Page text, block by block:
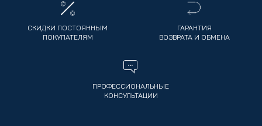
СКИДКИ ПОСТОЯННЫМ
ПОКУПАТЕЛЯМ
ГАРАНТИЯ
ВОЗВРАТА И ОБМЕНА
ПРОФЕССИОНАЛЬНЫЕ
КОНСУЛЬТАЦИИ